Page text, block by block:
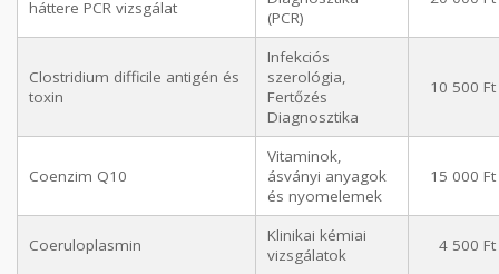
háttere PCR vizsgálat
(PCR)
Clostridium difficile antigén és
toxin
Infekciós
szerológia,
Fertőzés
Diagnosztika
10 500 Ft
Coenzim Q10
Vitaminok,
ásványi anyagok
és nyomelemek
15 000 Ft
Coeruloplasmin
Klinikai kémiai
vizsgálatok
4 500 Ft